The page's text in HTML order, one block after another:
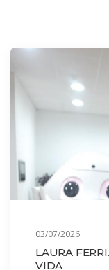
03/07/2026
LAURA
VIDA